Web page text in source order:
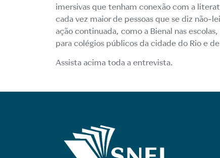
imersivas que tenham conexão com a
cada vez maior de pessoas que se diz não-
ação continuada, como a Bienal nas
para colégios públicos da cidade do Rio e
Assista acima toda a entrevista.